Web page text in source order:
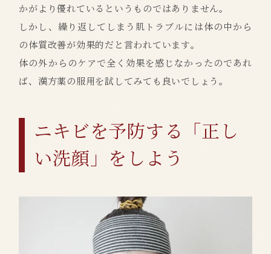
かがより優れているというものではありません。
しかし、繰り返してしまう肌トラブルには体の中から
の体質改善が効果的だと言われています。
体の外からのケアで全く効果を感じなかったのであれ
ば、漢方薬の服用を試してみても良いでしょう。
ニキビを予防する「正し
い洗顔」をしよう